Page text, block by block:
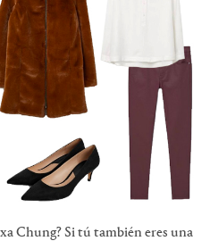
Chung? Si tú también eres una